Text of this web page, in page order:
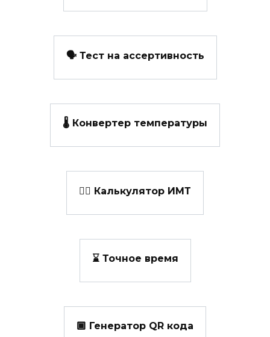
🗣️ Тест на ассертивность
🌡️ Конвертер температуры
👩‍⚕️ Калькулятор ИМТ
⌛ Точное время
🏾 Генератор QR кода